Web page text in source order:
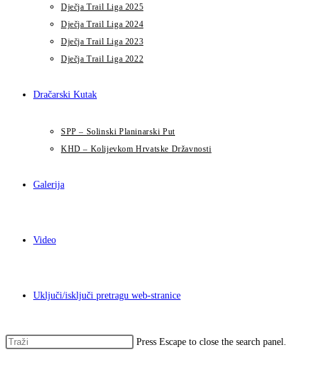
Dječja Trail Liga 2025
Dječja Trail Liga 2024
Dječja Trail Liga 2023
Dječja Trail Liga 2022
Dračarski Kutak
SPP – Solinski Planinarski Put
KHD – Kolijevkom Hrvatske Državnosti
Galerija
Video
Uključi/isključi pretragu web-stranice
Press Escape to close the search panel.